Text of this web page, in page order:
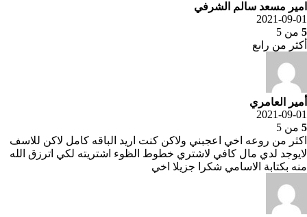
امير مسعد سالم الشرفي
2021-09-01
5 من 5
أكثر من راىع
أمير العامري
2021-09-01
5 من 5
اكثر من روعه اخي اعجبني ولاكن كنت اريد الباقه كامل لاكن للاسف
لايوجد لدي مال كافي لاشتري خطوط الظوء اشتريته لكي اترزق الله
منه بكتابة الاسامي شكرا جزيلا اخي